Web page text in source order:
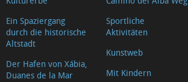
Ein Spaziergang
durch die historische
Altstadt
Der Hafen von Xábia,
Duanes de la Mar
Sportliche
Aktivitäten
Kunstweb
Mit Kindern